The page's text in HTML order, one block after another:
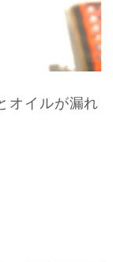
オイルが漏れ